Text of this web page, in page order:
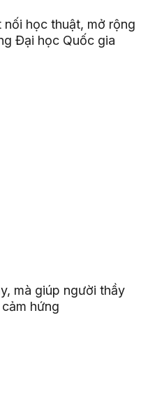
học thuật, mở rộng
Đại học Quốc gia
mà giúp người thầy
hứng